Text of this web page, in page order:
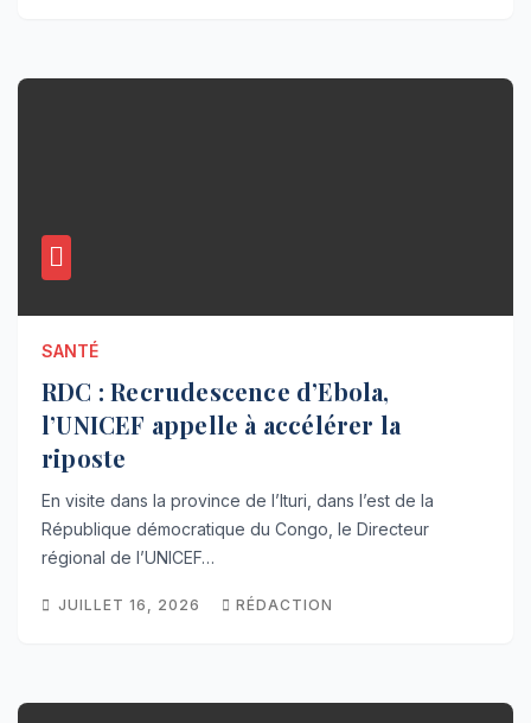
SANTÉ
RDC : Recrudescence d’Ebola,
l’UNICEF appelle à accélérer la
riposte
En visite dans la province de l’Ituri, dans l’est de la
République démocratique du Congo, le Directeur
régional de l’UNICEF…
JUILLET 16, 2026 RÉDACTION